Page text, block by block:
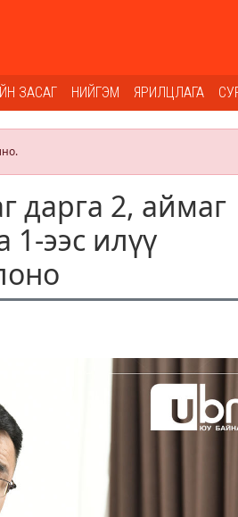
ЗАСАГ НИЙГЭМ ЯРИЛЦЛАГА
дарга 2, аймаг
1-ээс илүү